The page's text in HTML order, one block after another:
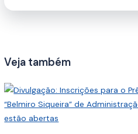
Veja também